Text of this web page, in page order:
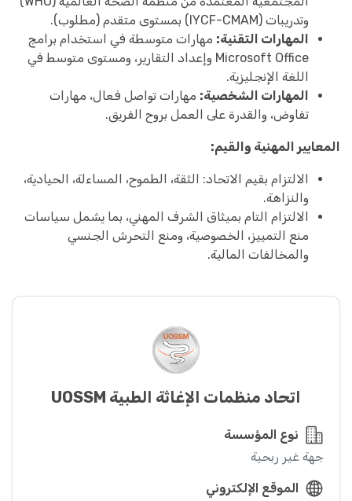
وتدريبات (IYCF-CMAM) بمستوى متقدم (مطلوب).
المهارات التقنية: مهارات متوسطة في استخدام برامج
Microsoft Office وإعداد التقارير، ومستوى متوسط في
اللغة الإنجليزية.
المهارات الشخصية: مهارات تواصل فعال، مهارات
تفاوض، والقدرة على العمل بروح الفريق.
المعايير المهنية والقيم:
الالتزام بقيم الاتحاد: الثقة، الطموح، المساءلة، الحيادية،
والنزاهة.
الالتزام التام بميثاق الشرف المهني، بما يشمل سياسات
منع التمييز، الخصوصية، ومنع التحرش الجنسي
والمخالفات المالية.
اتحاد منظمات الإغاثة الطبية UOSSM
نوع المؤسسة
جهة غير ربحية
الموقع الإلكتروني